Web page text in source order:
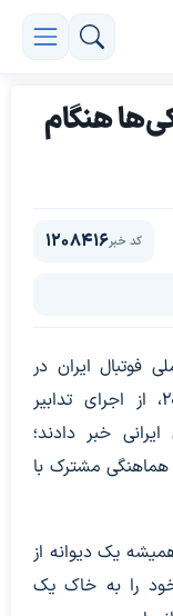
هنگام
کد خبر1208416
فوتبال ایران در
تیخوانا طی رقابت‌های جام جهانی ۲۰۲۶، از اجرای تدابیر
خبر دادند؛
هماهنگی مشترک با
یک دیوانه از
خود را به خاک یک